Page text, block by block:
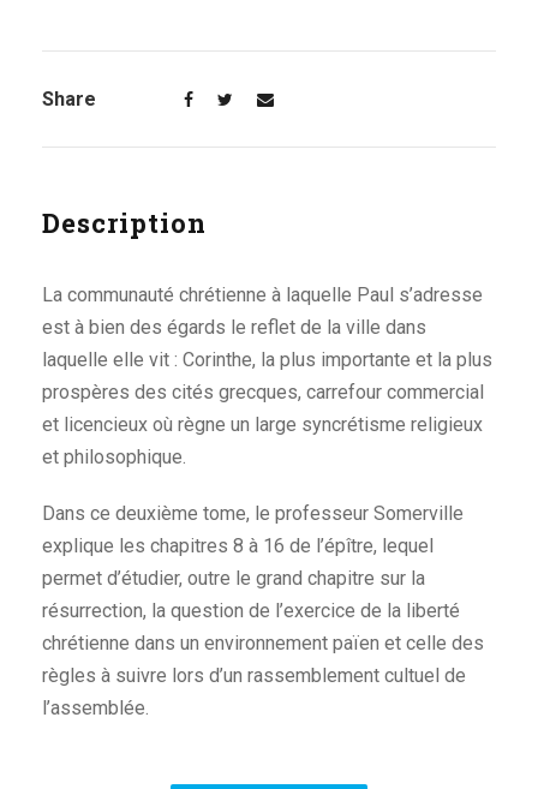
Share
Description
La communauté chrétienne à laquelle Paul s’adresse
est à bien des égards le reflet de la ville dans
laquelle elle vit : Corinthe, la plus importante et la plus
prospères des cités grecques, carrefour commercial
et licencieux où règne un large syncrétisme religieux
et philosophique.
Dans ce deuxième tome, le professeur Somerville
explique les chapitres 8 à 16 de l’épître, lequel
permet d’étudier, outre le grand chapitre sur la
résurrection, la question de l’exercice de la liberté
chrétienne dans un environnement païen et celle des
règles à suivre lors d’un rassemblement cultuel de
l’assemblée.